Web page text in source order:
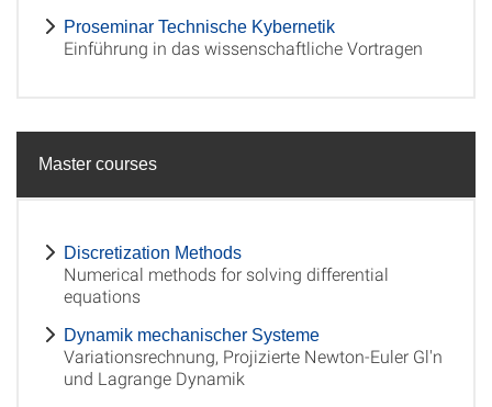
Proseminar Technische Kybernetik
Einführung in das wissenschaftliche Vortragen
Master courses
Discretization Methods
Numerical methods for solving differential
equations
Dynamik mechanischer Systeme
Variationsrechnung, Projizierte Newton-Euler Gl'n
und Lagrange Dynamik